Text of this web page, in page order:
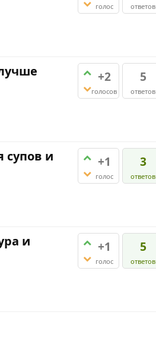
голос ответов
+2
голосов
5
ответов
+1
голос
3
ответов
и
+1
голос
5
ответов
и